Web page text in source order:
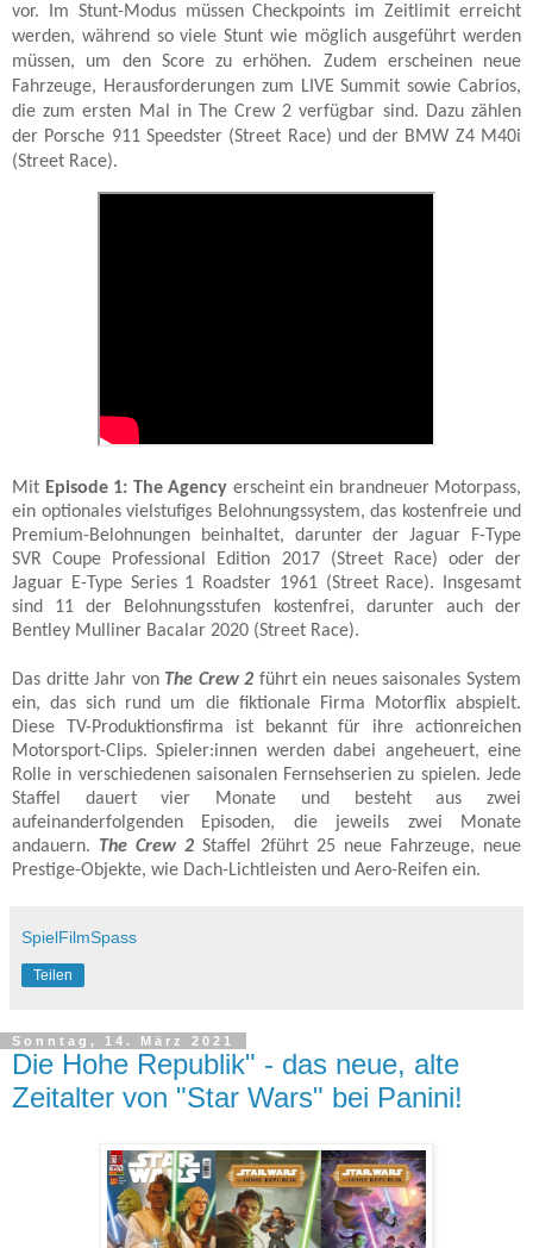
vor. Im Stunt-Modus müssen Checkpoints im Zeitlimit erreicht
werden, während so viele Stunt wie möglich ausgeführt werden
müssen, um den Score zu erhöhen. Zudem erscheinen neue
Fahrzeuge, Herausforderungen zum LIVE Summit sowie Cabrios,
die zum ersten Mal in The Crew 2 verfügbar sind. Dazu zählen
der Porsche 911 Speedster (Street Race) und der BMW Z4 M40i
(Street Race).
Mit Episode 1: The Agency erscheint ein brandneuer Motorpass,
ein optionales vielstufiges Belohnungssystem, das kostenfreie und
Premium-Belohnungen beinhaltet, darunter der Jaguar F-Type
SVR Coupe Professional Edition 2017 (Street Race) oder der
Jaguar E-Type Series 1 Roadster 1961 (Street Race). Insgesamt
sind 11 der Belohnungsstufen kostenfrei, darunter auch der
Bentley Mulliner Bacalar 2020 (Street Race).
Das dritte Jahr von The Crew 2 führt ein neues saisonales System
ein, das sich rund um die fiktionale Firma Motorflix abspielt.
Diese TV-Produktionsfirma ist bekannt für ihre actionreichen
Motorsport-Clips. Spieler:innen werden dabei angeheuert, eine
Rolle in verschiedenen saisonalen Fernsehserien zu spielen. Jede
Staffel dauert vier Monate und besteht aus zwei
aufeinanderfolgenden Episoden, die jeweils zwei Monate
andauern. The Crew 2Staffel 2führt 25 neue Fahrzeuge, neue
Prestige-Objekte, wie Dach-Lichtleisten und Aero-Reifen ein.
SpielFilmSpass
Teilen
Sonntag, 14. März 2021
Die Hohe Republik" - das neue, alte
Zeitalter von "Star Wars" bei Panini!